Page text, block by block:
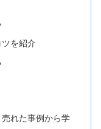
を紹介
れた事例から学